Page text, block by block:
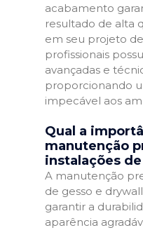
acabamento
resultado de alta
em seu projeto de
profissionais
avançadas e
proporcionando
impecável aos
Qual a
manutenção
instalações
A manutenção
de gesso e
garantir a
aparência